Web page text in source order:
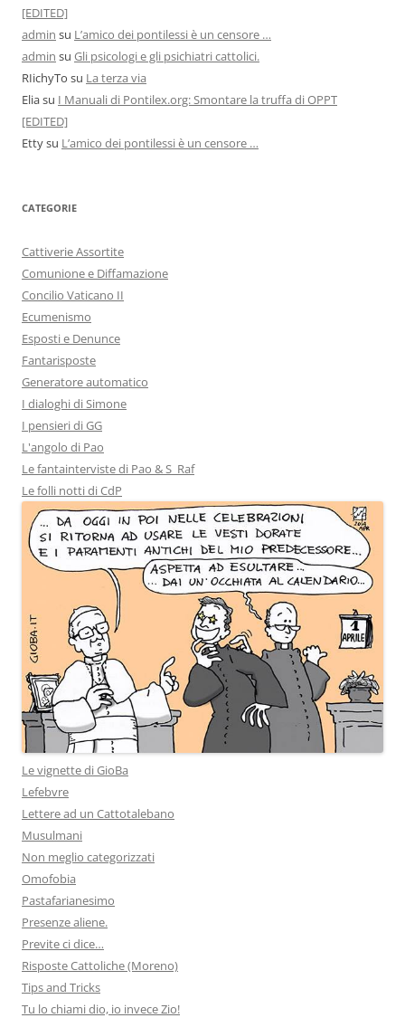
[EDITED]
admin su L’amico dei pontilessi è un censore …
admin su Gli psicologi e gli psichiatri cattolici.
RIichyTo su La terza via
Eliasu I Manuali di Pontilex.org: Smontare la truffa di OPPT
[EDITED]
Ettysu L’amico dei pontilessi è un censore …
CATEGORIE
Cattiverie Assortite
Comunione e Diffamazione
Concilio Vaticano II
Ecumenismo
Esposti e Denunce
Fantarisposte
Generatore automatico
I dialoghi di Simone
I pensieri di GG
L'angolo di Pao
Le fantainterviste di Pao & S_Raf
Le folli notti di CdP
Le vignette di GioBa
Lefebvre
Lettere ad un Cattotalebano
Musulmani
Non meglio categorizzati
Omofobia
Pastafarianesimo
Presenze aliene.
Previte ci dice…
Risposte Cattoliche (Moreno)
Tips and Tricks
Tu lo chiami dio, io invece Zio!